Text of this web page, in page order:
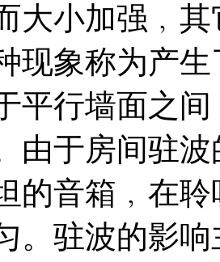
大小加强﹐
现象称为产
平行墙面之
由于房间驻
的音箱﹐在
。驻波的影